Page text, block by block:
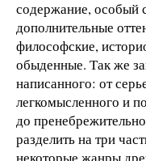
содержание, особый
дополнительные
философские,
обыденные. Так же
написанного: от
легкомысленного и
до
разделить на три
некоторые жанры